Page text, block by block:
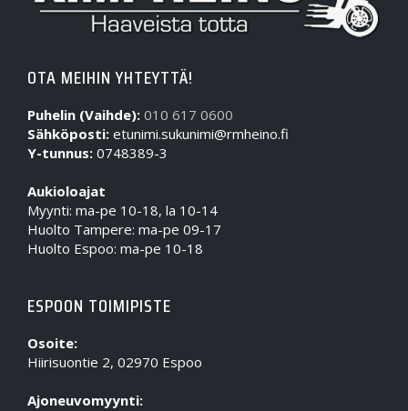
OTA MEIHIN YHTEYTTÄ!
Puhelin (Vaihde): 010 617 0600
Sähköposti: etunimi.sukunimi@rmheino.fi
Y-tunnus: 0748389-3
Aukioloajat
Myynti: ma-pe 10-18, la 10-14
Huolto Tampere: ma-pe 09-17
Huolto Espoo: ma-pe 10-18
ESPOON TOIMIPISTE
Osoite:
Hiirisuontie 2, 02970 Espoo
Ajoneuvomyynti: